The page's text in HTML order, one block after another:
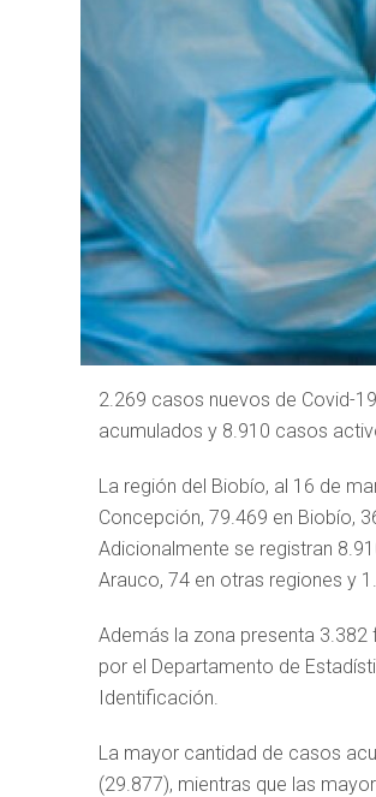
2.269 casos nuevos de Covid-
acumulados y 8.910 casos
La región del Biobío, al 16 de
Concepción, 79.469 en Biobío,
Adicionalmente se registran
Arauco, 74 en otras regiones y
Además la zona presenta
por el Departamento de
Identificación.
La mayor cantidad de casos
(29.877), mientras que las